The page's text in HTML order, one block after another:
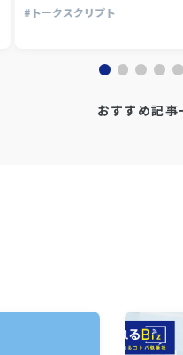
#トークスクリプト
おすすめ記事